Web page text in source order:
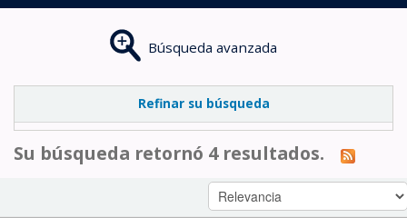
Búsqueda avanzada
Refinar su búsqueda
Su búsqueda retornó 4 resultados.